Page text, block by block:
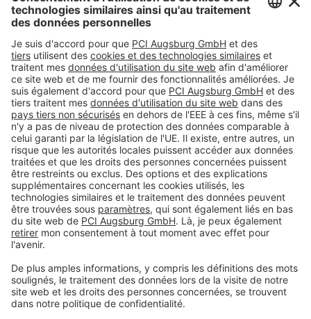
En cas de doute, nous vous recommandons de consulter nos
conseillers techniques.
Produits
Toolbox
À propos de nous
Contact